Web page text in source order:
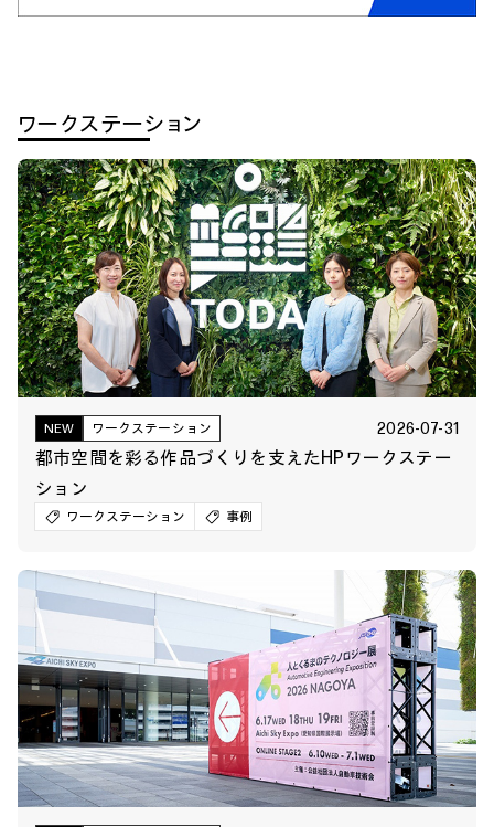
ワークステーション
NEW ワークステーション 2026-07-31
都市空間を彩る作品づくりを支えたHPワークステー
ション
ワークステーション 事例